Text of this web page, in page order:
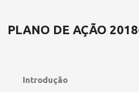
PLANO DE AÇÃO
Introdução